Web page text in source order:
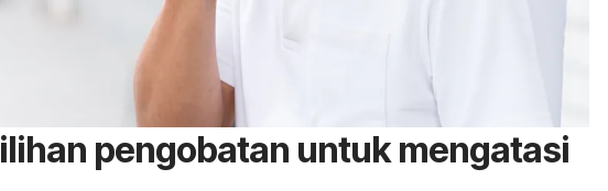
pengobatan untuk mengatasi